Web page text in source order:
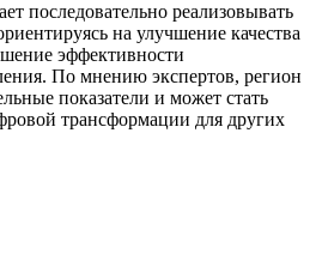
последовательно реализовывать
на улучшение качества
эффективности
По мнению экспертов, регион
показатели и может стать
трансформации для других